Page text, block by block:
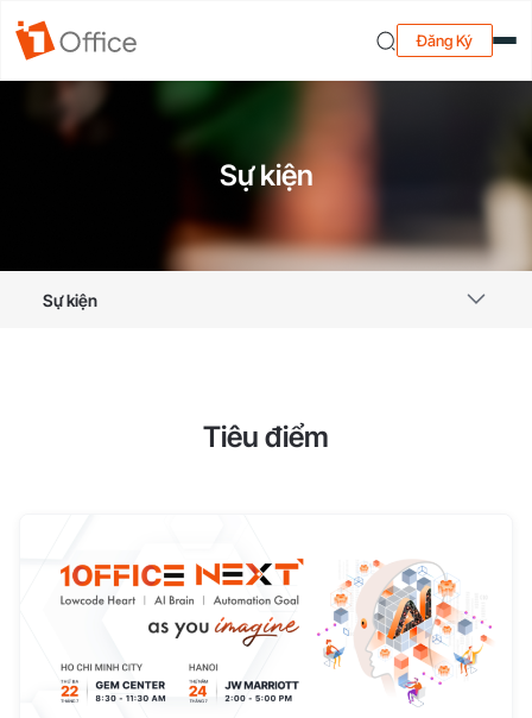
Đăng Ký
Sự kiện
Sự kiện
Tiêu điểm